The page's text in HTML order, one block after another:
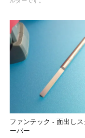
ファンテック - 面出しス
ーパー